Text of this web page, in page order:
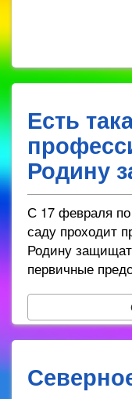
Есть
Родину
С 17 февраля
саду проходит
Родину
первичные